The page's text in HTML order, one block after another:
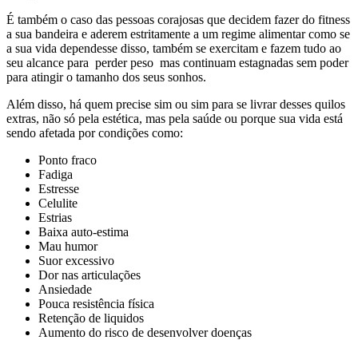
É também o caso das pessoas corajosas que decidem fazer do fitness
a sua bandeira e aderem estritamente a um regime alimentar como se
a sua vida dependesse disso, também se exercitam e fazem tudo ao
seu alcance para perder peso mas continuam estagnadas sem poder
para atingir o tamanho dos seus sonhos.
Além disso, há quem precise sim ou sim para se livrar desses quilos
extras, não só pela estética, mas pela saúde ou porque sua vida está
sendo afetada por condições como:
Ponto fraco
Fadiga
Estresse
Celulite
Estrias
Baixa auto-estima
Mau humor
Suor excessivo
Dor nas articulações
Ansiedade
Pouca resistência física
Retenção de liquidos
Aumento do risco de desenvolver doenças